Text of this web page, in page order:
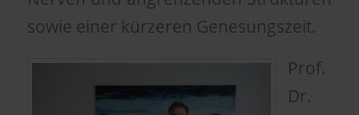
sowie einer kürzeren Genesungszeit.
Prof.
Dr.